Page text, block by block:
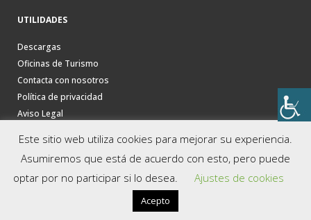
UTILIDADES
Descargas
Oficinas de Turismo
Contacta con nosotros
Política de privacidad
Aviso Legal
Este sitio web utiliza cookies para mejorar su experiencia.
Asumiremos que está de acuerdo con esto, pero puede
optar por no participar si lo desea.
Ajustes de cookies
Acepto